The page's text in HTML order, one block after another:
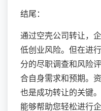
结尾：
通过空壳公司转让，
低创业风险。但在进
分的尽职调查和风险
合自身需求和预期。
也是成功转让的关键
能够帮助您轻松进行